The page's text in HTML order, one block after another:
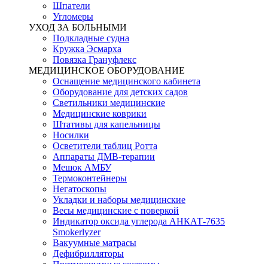
Шпатели
Угломеры
УХОД ЗА БОЛЬНЫМИ
Подкладные судна
Кружка Эсмарха
Повязка Грануфлекс
МЕДИЦИНСКОЕ ОБОРУДОВАНИЕ
Оснащение медицинского кабинета
Оборудование для детских садов
Светильники медицинские
Медицинские коврики
Штативы для капельницы
Носилки
Осветители таблиц Ротта
Аппараты ДМВ-терапии
Мешок АМБУ
Термоконтейнеры
Негатоскопы
Укладки и наборы медицинские
Весы медицинские с поверкой
Индикатор оксида углерода АНКАТ-7635
Smokerlyzer
Вакуумные матрасы
Дефибрилляторы